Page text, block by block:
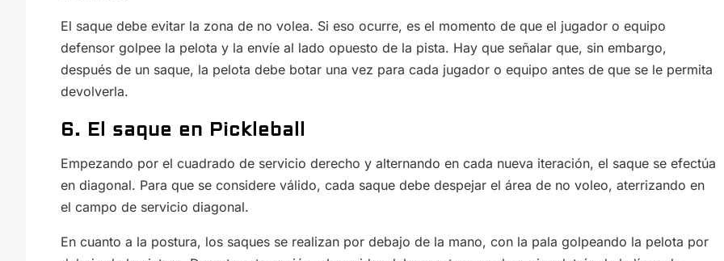
El saque debe evitar la zona de no volea. Si eso ocurre, es el momento de que el jugador o equipo
defensor golpee la pelota y la envíe al lado opuesto de la pista. Hay que señalar que, sin embargo,
después de un saque, la pelota debe botar una vez para cada jugador o equipo antes de que se le permita
devolverla.
6. El saque en Pickleball
Empezando por el cuadrado de servicio derecho y alternando en cada nueva iteración, el saque se efectúa
en diagonal. Para que se considere válido, cada saque debe despejar el área de no voleo, aterrizando en
el campo de servicio diagonal.
En cuanto a la postura, los saques se realizan por debajo de la mano, con la pala golpeando la pelota por